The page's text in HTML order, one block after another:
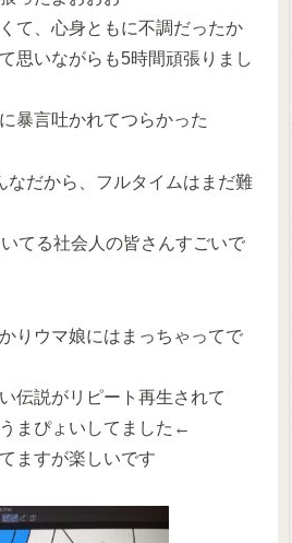
て、心身ともに不調だったか
思いながらも5時間頑張りまし
暴言吐かれてつらかった
なだから、フルタイムはまだ難
てる社会人の皆さんすごいで
りウマ娘にはまっちゃってで
伝説がリピート再生されて
まぴょいしてました←
ますが楽しいです